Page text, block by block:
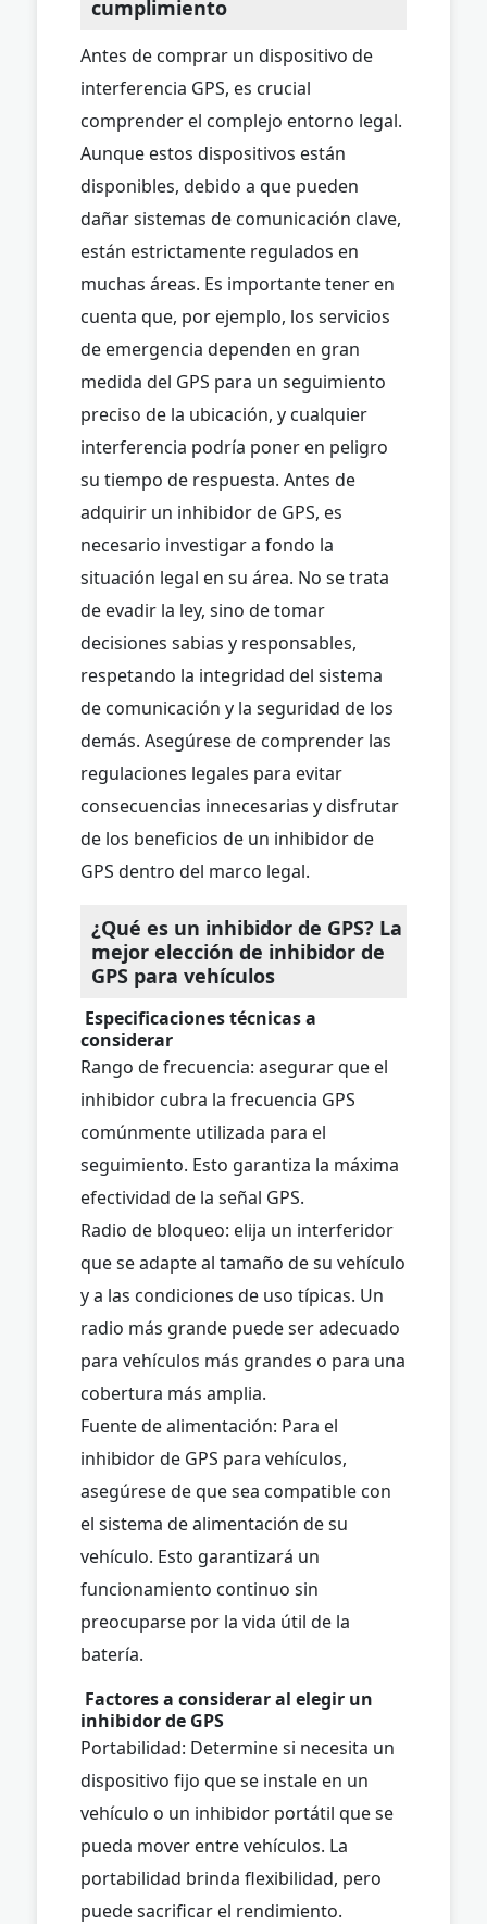
cumplimiento
Antes de comprar un dispositivo de
interferencia GPS, es crucial
comprender el complejo entorno legal.
Aunque estos dispositivos están
disponibles, debido a que pueden
dañar sistemas de comunicación clave,
están estrictamente regulados en
muchas áreas. Es importante tener en
cuenta que, por ejemplo, los servicios
de emergencia dependen en gran
medida del GPS para un seguimiento
preciso de la ubicación, y cualquier
interferencia podría poner en peligro
su tiempo de respuesta. Antes de
adquirir un inhibidor de GPS, es
necesario investigar a fondo la
situación legal en su área. No se trata
de evadir la ley, sino de tomar
decisiones sabias y responsables,
respetando la integridad del sistema
de comunicación y la seguridad de los
demás. Asegúrese de comprender las
regulaciones legales para evitar
consecuencias innecesarias y disfrutar
de los beneficios de un inhibidor de
GPS dentro del marco legal.
¿Qué es un inhibidor de GPS? La
mejor elección de inhibidor de
GPS para vehículos
Especificaciones técnicas a
considerar
Rango de frecuencia: asegurar que el
inhibidor cubra la frecuencia GPS
comúnmente utilizada para el
seguimiento. Esto garantiza la máxima
efectividad de la señal GPS.
Radio de bloqueo: elija un interferidor
que se adapte al tamaño de su vehículo
y a las condiciones de uso típicas. Un
radio más grande puede ser adecuado
para vehículos más grandes o para una
cobertura más amplia.
Fuente de alimentación: Para el
inhibidor de GPS para vehículos,
asegúrese de que sea compatible con
el sistema de alimentación de su
vehículo. Esto garantizará un
funcionamiento continuo sin
preocuparse por la vida útil de la
batería.
Factores a considerar al elegir un
inhibidor de GPS
Portabilidad: Determine si necesita un
dispositivo fijo que se instale en un
vehículo o un inhibidor portátil que se
pueda mover entre vehículos. La
portabilidad brinda flexibilidad, pero
puede sacrificar el rendimiento.